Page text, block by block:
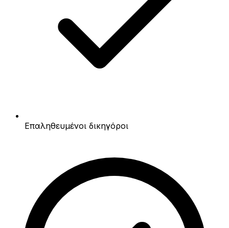
Επαληθευμένοι δικηγόροι